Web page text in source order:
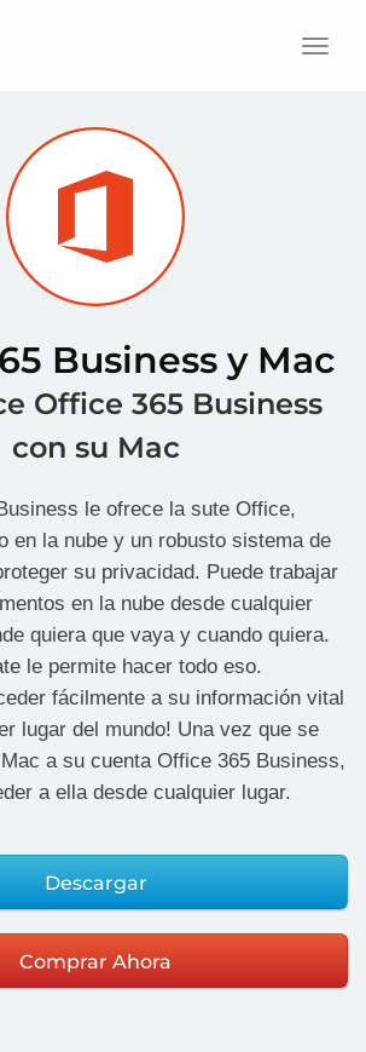
Menú
Business y Mac
Office 365 Business
con su Mac
le ofrece la sute Office,
en la nube y un robusto sistema de
su privacidad. Puede trabajar
en la nube desde cualquier
quiera que vaya y cuando quiera.
le permite hacer todo eso.
fácilmente a su información vital
lugar del mundo! Una vez que se
a su cuenta Office 365 Business,
a ella desde cualquier lugar.
Descargar
Comprar Ahora